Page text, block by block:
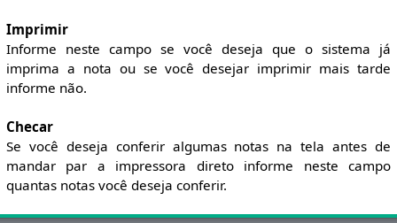
Imprimir
Informe neste campo se você deseja que o sistema já
imprima a nota ou se você desejar imprimir mais tarde
informe não.
Checar
Se você deseja conferir algumas notas na tela antes de
mandar par a impressora direto informe neste campo
quantas notas você deseja conferir.